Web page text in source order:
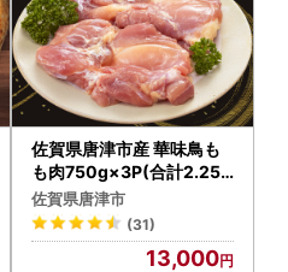
佐賀県唐津市産 華味鳥も
も肉750g×3P(合計2.25k
g)
佐賀県唐津市
(31)
13,000